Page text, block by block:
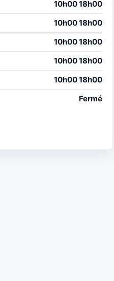
10h00 18h00
10h00 18h00
10h00 18h00
10h00 18h00
10h00 18h00
Fermé